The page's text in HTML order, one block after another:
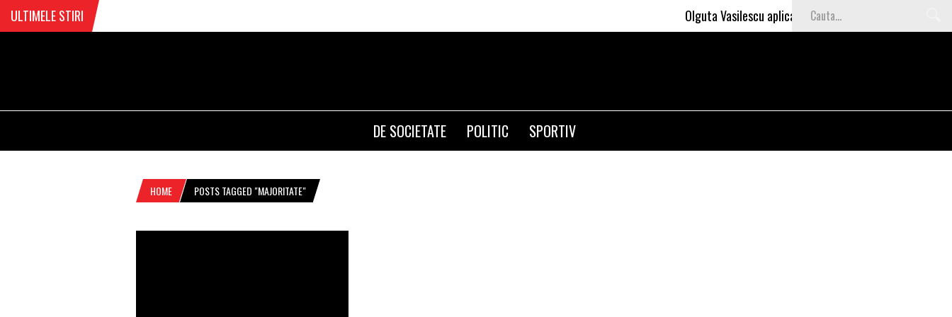
ULTIMELE STIRI Olguta Vasilescu aplica invataturile lui Nea Marin:
DE SOCIETATE POLITIC SPORTIV
HOME POSTS TAGGED "MAJORITATE"